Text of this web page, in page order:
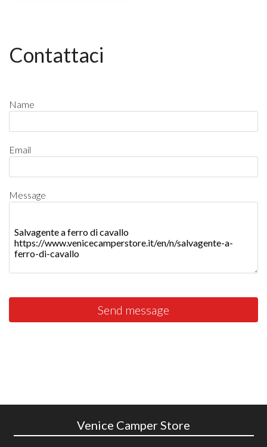
Contattaci
Name
Email
Message
Send message
Venice Camper Store